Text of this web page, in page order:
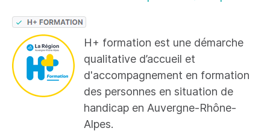
H+ formation est une démarche
qualitative d’accueil et
d'accompagnement en formation
des personnes en situation de
handicap en Auvergne-Rhône-
Alpes.